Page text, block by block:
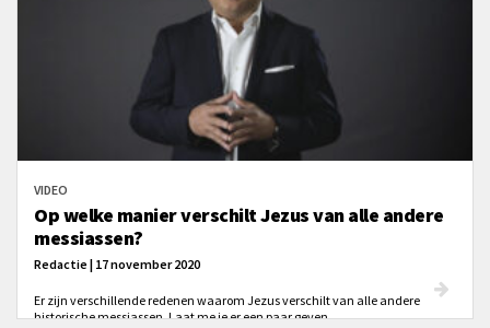
VIDEO
Op welke manier verschilt Jezus van alle andere
messiassen?
Redactie | 17 november 2020
Er zijn verschillende redenen waarom Jezus verschilt van alle andere
historische messiassen. Laat me je er een paar geven.